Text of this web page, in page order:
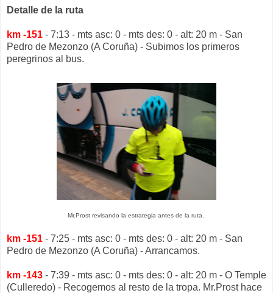
Detalle de la ruta
km -151 - 7:13 - mts asc: 0 - mts des: 0 - alt: 20 m - San
Pedro de Mezonzo (A Coruña) - Subimos los primeros
peregrinos al bus.
Mr.Prost revisando la estrategia antes de la ruta.
km -151 - 7:25 - mts asc: 0 - mts des: 0 - alt: 20 m - San
Pedro de Mezonzo (A Coruña) - Arrancamos.
km -143 - 7:39 - mts asc: 0 - mts des: 0 - alt: 20 m - O Temple
(Culleredo) - Recogemos al resto de la tropa. Mr.Prost hace